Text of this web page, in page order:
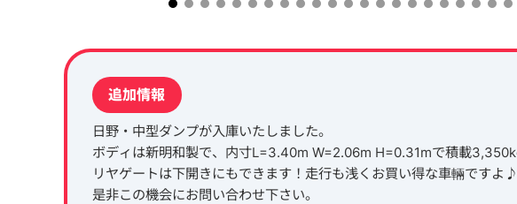
追加情報
日野・中型ダンプが入庫いたしました。
ボディは新明和製で、内寸L=3.40m W=2.06m H=0.31mで積載
リヤゲートは下開きにもできます！走行も浅くお買い得な車輛ですよ♪
是非この機会にお問い合わせ下さい。